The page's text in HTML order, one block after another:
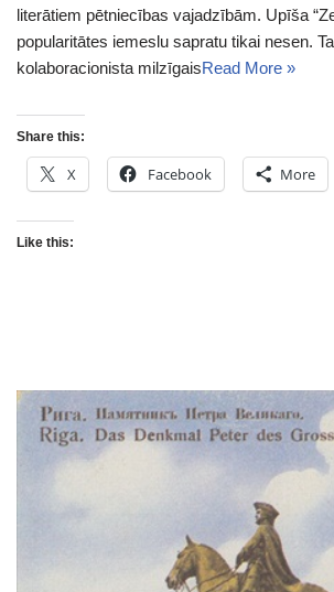
literātiem pētniecības vajadzībām. Upīša
popularitātes iemeslu sapratu tikai nesen.
kolaboracionista milzīgaisRead More »
Share this:
X Facebook More
Like this: